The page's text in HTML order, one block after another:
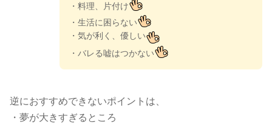
・料理、片付け
・生活に困らない
・気が利く、優しい
・バレる嘘はつかない
逆におすすめできないポイントは、
・夢が大きすぎるところ